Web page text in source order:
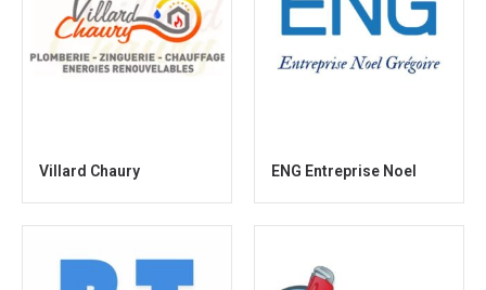
Villard Chaury ENG Entreprise Noel